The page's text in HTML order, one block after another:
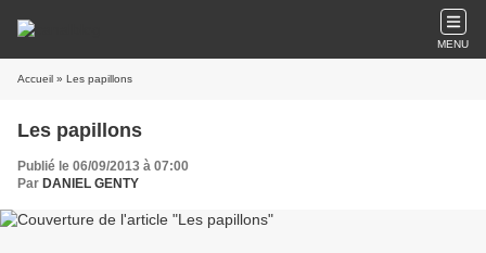
MENU
Accueil » Les papillons
Les papillons
Publié le 06/09/2013 à 07:00
Par DANIEL GENTY